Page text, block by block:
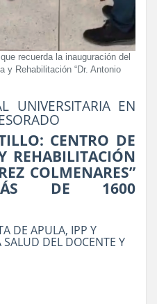
recuerda la inauguración del
y Rehabilitación “Dr. Antonio
UNIVERSITARIA EN
CENTRO DE
REHABILITACIÓN
COLMENARES”
DE 1600
DE APULA, IPP Y
SALUD DEL DOCENTE Y